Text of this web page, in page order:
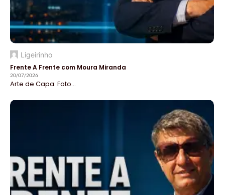
Ligeirinho
Frente A Frente com Moura Miranda
20/07/2026
Arte de Capa: Foto...